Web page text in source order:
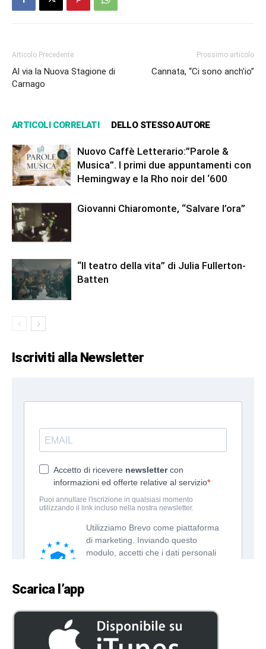
Articolo Precedente
Al via la Nuova Stagione di
Carnago
Prossimo articolo
Cannata, “Ci sono anch’io”
ARTICOLI CORRELATI DELLO STESSO AUTORE
Nuovo Caffè Letterario:”Parole &
Musica”. I primi due appuntamenti con
Hemingway e la Rho noir del ‘600
Giovanni Chiaromonte, “Salvare l’ora”
“Il teatro della vita” di Julia Fullerton-
Batten
Iscriviti alla Newsletter
Scarica l’app